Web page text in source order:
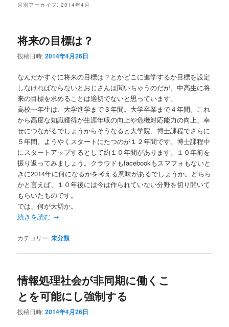
月別アーカイブ:2014年4月
将来の目標は？
投稿日時:2014年4月26日
なんだかすぐに将来の目標は？とかどこに進学するか目標を設定
しなければならないとおじさんは聞いちゃうのだが、中高生に将
来の目標を求めることは適切でないと思っています。
高校一年生は、大学進学まで３年間。大学卒業まで４年間。これ
から高度な知識獲得が生涯年収の向上や危機対応能力の向上、幸
せにつながるでしょうからそうなると大学院、博士課程でさらに
５年間。ようやくスタートにたつのが１２年間です。博士課程中
にスタートアップするとして約１０年間があります。１０年前を
振り返ってみましょう。クラウドもfacebookもスマフォもないと
きに2014年に何になるかを考える意味があるでしょうか。どちら
かと言えば、１０年後には今は作られていない分野を切り開いて
もらいたものです。
では、何が大切か。
続きを読む →
カテゴリー:未分類
情報処理社会が非同期に働くこ
とを可能にし強制する
投稿日時:2014年4月26日